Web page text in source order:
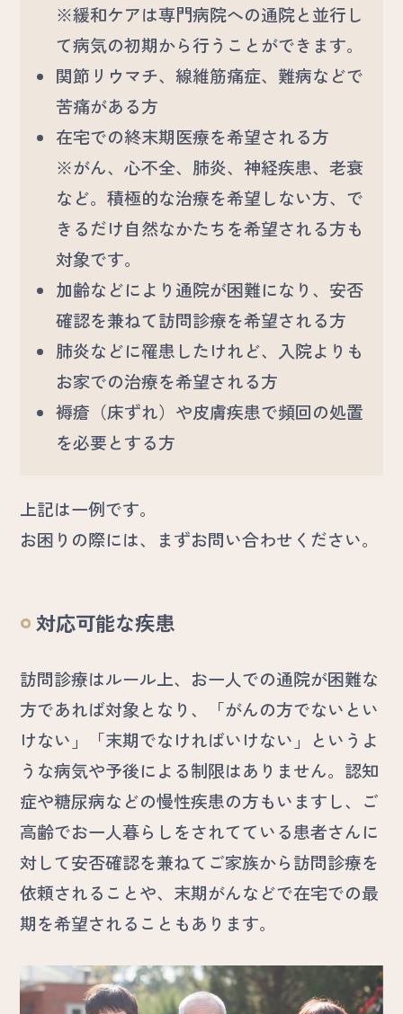
※緩和ケアは専門病院への通院と並行し
て病気の初期から行うことができます。
関節リウマチ、線維筋痛症、難病などで
苦痛がある方
在宅での終末期医療を希望される方
※がん、心不全、肺炎、神経疾患、老衰
など。積極的な治療を希望しない方、で
きるだけ自然なかたちを希望される方も
対象です。
加齢などにより通院が困難になり、安否
確認を兼ねて訪問診療を希望される方
肺炎などに罹患したけれど、入院よりも
お家での治療を希望される方
褥瘡（床ずれ）や皮膚疾患で頻回の処置
を必要とする方
上記は一例です。
お困りの際には、まずお問い合わせください。
対応可能な疾患
訪問診療はルール上、お一人での通院が困難な
方であれば対象となり、「がんの方でないとい
けない」「末期でなければいけない」というよ
うな病気や予後による制限はありません。認知
症や糖尿病などの慢性疾患の方もいますし、ご
高齢でお一人暮らしをされてている患者さんに
対して安否確認を兼ねてご家族から訪問診療を
依頼されることや、末期がんなどで在宅での最
期を希望されることもあります。